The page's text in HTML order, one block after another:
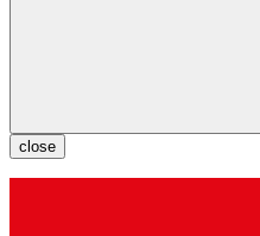
close